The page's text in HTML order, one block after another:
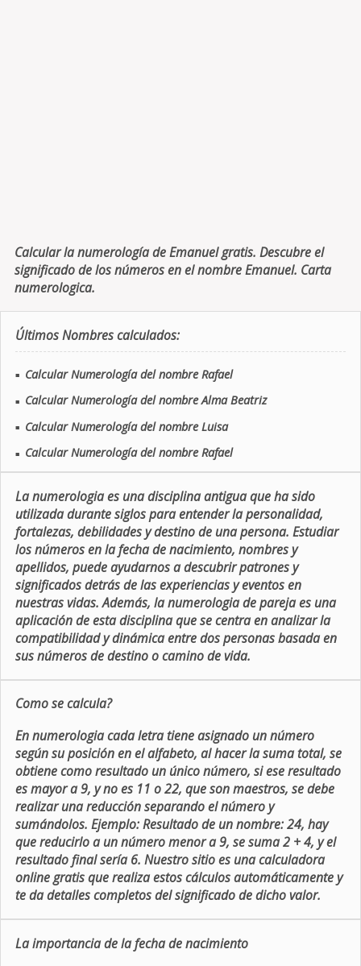
Calcular la numerología de Emanuel gratis. Descubre el
significado de los números en el nombre Emanuel. Carta
numerologica.
Últimos Nombres calculados:
■ Calcular Numerología del nombre Rafael
■ Calcular Numerología del nombre Alma Beatriz
■ Calcular Numerología del nombre Luisa
■ Calcular Numerología del nombre Rafael
La numerologia es una disciplina antigua que ha sido
utilizada durante siglos para entender la personalidad,
fortalezas, debilidades y destino de una persona. Estudiar
los números en la fecha de nacimiento, nombres y
apellidos, puede ayudarnos a descubrir patrones y
significados detrás de las experiencias y eventos en
nuestras vidas. Además, la numerologia de pareja es una
aplicación de esta disciplina que se centra en analizar la
compatibilidad y dinámica entre dos personas basada en
sus números de destino o camino de vida.
Como se calcula?
En numerologia cada letra tiene asignado un número
según su posición en el alfabeto, al hacer la suma total, se
obtiene como resultado un único número, si ese resultado
es mayor a 9, y no es 11 o 22, que son maestros, se debe
realizar una reducción separando el número y
sumándolos. Ejemplo: Resultado de un nombre: 24, hay
que reducirlo a un número menor a 9, se suma 2 + 4, y el
resultado final sería 6. Nuestro sitio es una calculadora
online gratis que realiza estos cálculos automáticamente y
te da detalles completos del significado de dicho valor.
La importancia de la fecha de nacimiento